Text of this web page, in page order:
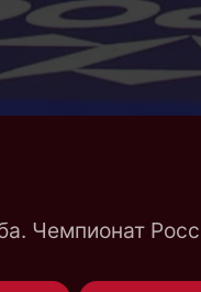
Чемпионат